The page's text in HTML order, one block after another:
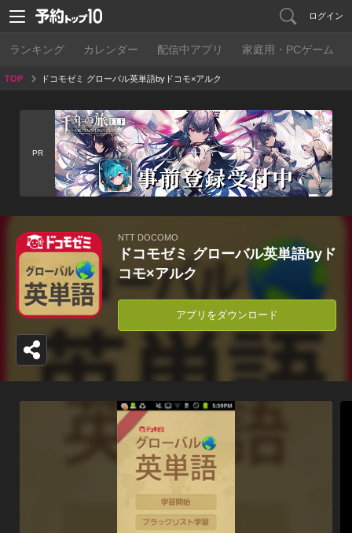
ログイン
ランキング カレンダー 配信中アプリ 家庭用・PCゲーム
TOP ドコモゼミ グローバル英単語byドコモ×アルク
PR
NTT DOCOMO
ドコモゼミ グローバル英単語byド
コモ×アルク
アプリをダウンロード